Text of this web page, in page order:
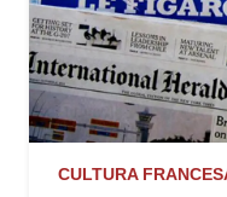
CULTURA